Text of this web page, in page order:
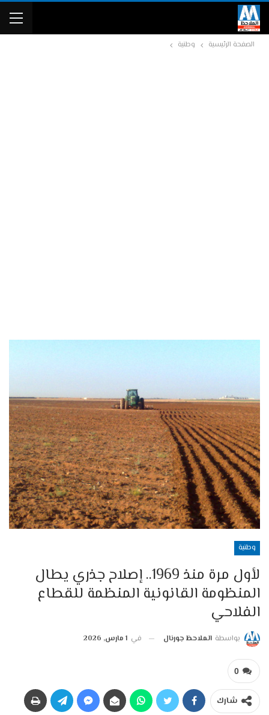
الصفحة الرئيسية وطنية
وطنية
لأول مرة منذ 1969.. إصلاح جذري يطال
المنظومة القانونية المنظمة للقطاع
الفلاحي
بواسطة الملاحظ جورنال في 1 مارس, 2026
0
شارك